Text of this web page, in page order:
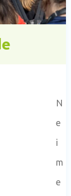
N
e
i
m
e